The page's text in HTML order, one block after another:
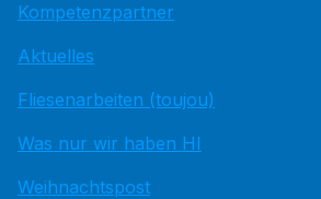
Kompetenzpartner
Aktuelles
Fliesenarbeiten (toujou)
Was nur wir haben HI
Weihnachtspost